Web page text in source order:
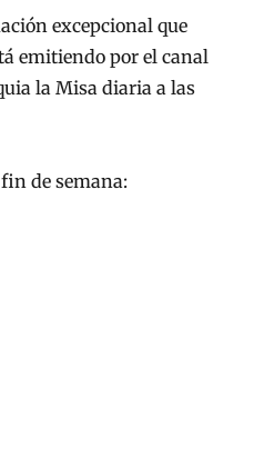
excepcional que
emitiendo por el canal
la Misa diaria a las
de semana: